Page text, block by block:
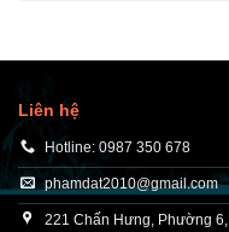
Liên hệ
Hotline: 0987 350 678
phamdat2010@gmail.com
221 Chấn Hưng, Phường 6,